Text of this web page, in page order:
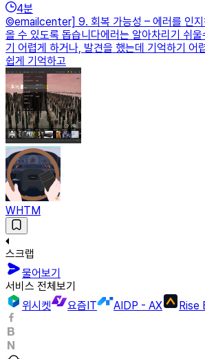
4분
©emailcenter] 9. 회복 가능성 – 에러를 인지
올 수 있도록 돕습니다에러는 알아차리기 쉬
기 어렵게 하거나, 발견을 했는데 기억하기 어
쉽게 기억하고
WHTM
스크랩
물어보기
서비스 전체보기
위시켓
요즘IT AIDP - AX Rise